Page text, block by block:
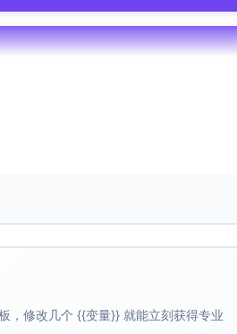
线索评分、与主流CRM无缝对接、按
打通实现端到端衡量
关键行为阈值（隐性评分）
+20；公司规模（50-500人）+10；
向/时间窗口，决策链≥2人
，修改几个 {{变量}} 就能立刻获得专业